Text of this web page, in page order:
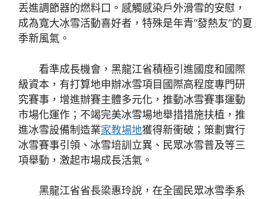
丟進調節器的燃料口。感觸感染戶外滑雪的安慰，
成為寬大冰雪活動喜好者，特殊是年青“發熱友”的夏
季新風氣。
看準成長機會，黑龍江省積極引進國度和國際
級資本，有打算地申辦冰雪項目國際高程度專門研
究賽事，增進辦賽主體多元化，推動冰雪賽事運動
市場化運作；不竭完美冰雪場地舉措措施扶植，推
進冰雪設備制造業家教場地獲得新衝破；策劃實行
冰雪賽事引領、冰雪培訓立異、民眾冰雪普及等三
項舉動，激起市場成長活氣。
黑龍江省省長梁惠玲說，在全國民眾冰雪季系